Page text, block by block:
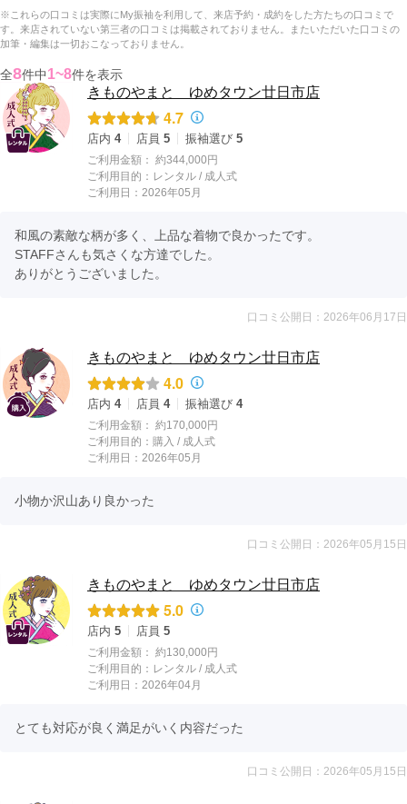
※これらの口コミは実際にMy振袖を利用して、来店予約・成約をした方たちの口コミで
す。来店されていない第三者の口コミは掲載されておりません。またいただいた口コミの
加筆・編集は一切おこなっておりません。
全8件中1~8件を表示
きものやまと ゆめタウン廿日市店
4.7
店内 4 店員 5 振袖選び 5
ご利用金額： 約344,000円
ご利用目的： レンタル / 成人式
ご利用日：2026年05月
和風の素敵な柄が多く、上品な着物で良かったです。
STAFFさんも気さくな方達でした。
ありがとうございました。
口コミ公開日：2026年06月17日
きものやまと ゆめタウン廿日市店
4.0
店内 4 店員 4 振袖選び 4
ご利用金額： 約170,000円
ご利用目的： 購入 / 成人式
ご利用日：2026年05月
小物か沢山あり良かった
口コミ公開日：2026年05月15日
きものやまと ゆめタウン廿日市店
5.0
店内 5 店員 5
ご利用金額： 約130,000円
ご利用目的： レンタル / 成人式
ご利用日：2026年04月
とても対応が良く満足がいく内容だった
口コミ公開日：2026年05月15日